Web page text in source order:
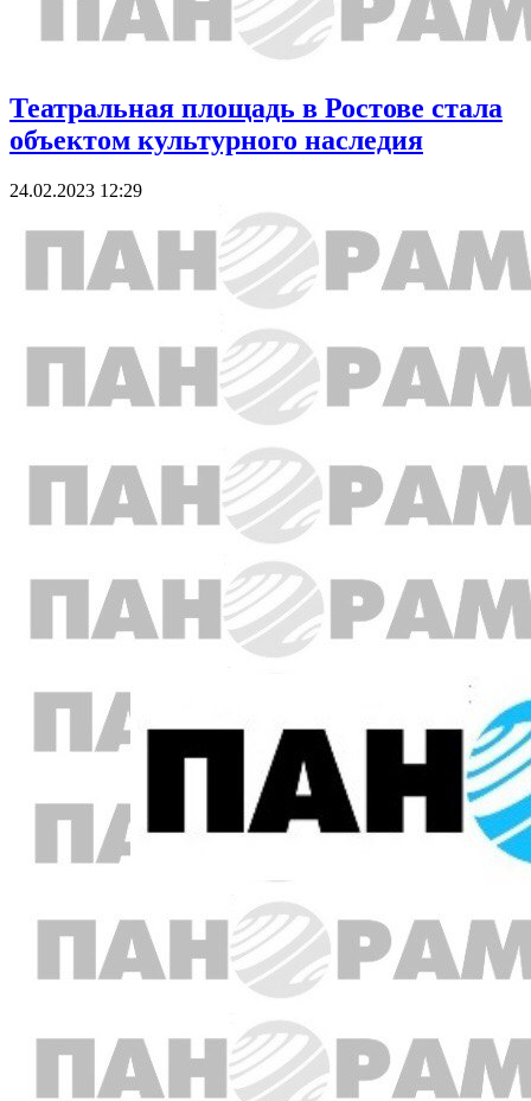
Театральная площадь в Ростове стала
объектом культурного наследия
24.02.2023 12:29